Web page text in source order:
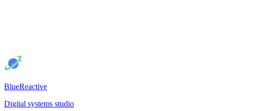
BlueReactive
Digital systems studio